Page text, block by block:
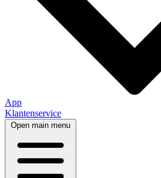
App
Klantenservice
Open main menu